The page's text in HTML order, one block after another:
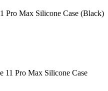
Pro Max Silicone Case (Black)
11 Pro Max Silicone Case